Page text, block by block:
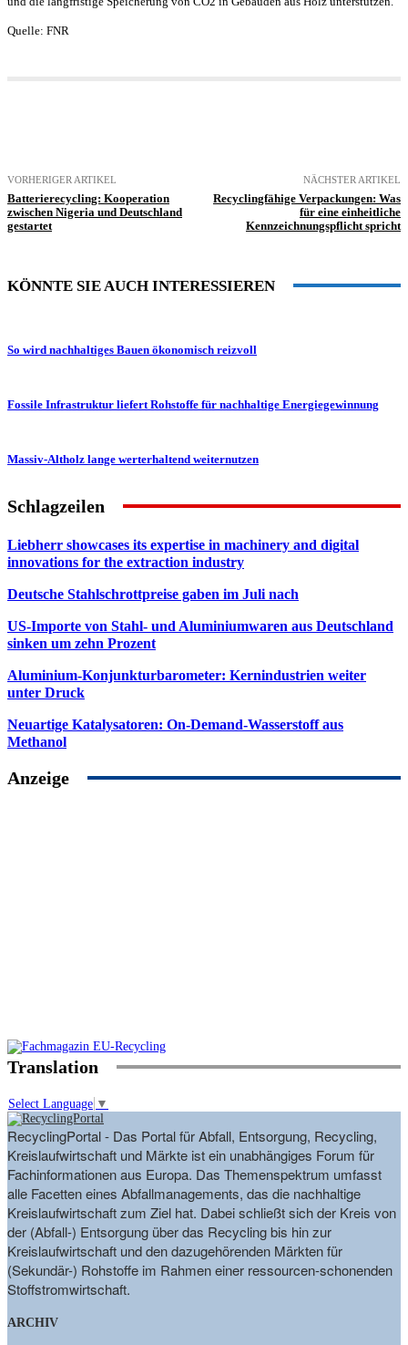
Quelle: FNR
VORHERIGER ARTIKEL
Batterierecycling: Kooperation
zwischen Nigeria und Deutschland
gestartet
NÄCHSTER ARTIKEL
Recyclingfähige Verpackungen: Was
für eine einheitliche
Kennzeichnungspflicht spricht
KÖNNTE SIE AUCH INTERESSIEREN
So wird nachhaltiges Bauen ökonomisch reizvoll
Fossile Infrastruktur liefert Rohstoffe für nachhaltige Energiegewinnung
Massiv-Altholz lange werterhaltend weiternutzen
Schlagzeilen
Liebherr showcases its expertise in machinery and digital
innovations for the extraction industry
Deutsche Stahlschrottpreise gaben im Juli nach
US-Importe von Stahl- und Aluminiumwaren aus Deutschland
sinken um zehn Prozent
Aluminium-Konjunkturbarometer: Kernindustrien weiter
unter Druck
Neuartige Katalysatoren: On-Demand-Wasserstoff aus
Methanol
Anzeige
Translation
Select Language ▼
RecyclingPortal - Das Portal für Abfall, Entsorgung, Recycling,
Kreislaufwirtschaft und Märkte ist ein unabhängiges Forum für
Fachinformationen aus Europa. Das Themenspektrum umfasst
alle Facetten eines Abfallmanagements, das die nachhaltige
Kreislaufwirtschaft zum Ziel hat. Dabei schließt sich der Kreis von
der (Abfall-) Entsorgung über das Recycling bis hin zur
Kreislaufwirtschaft und den dazugehörenden Märkten für
(Sekundär-) Rohstoffe im Rahmen einer ressourcen-schonenden
Stoffstromwirtschaft.
ARCHIV